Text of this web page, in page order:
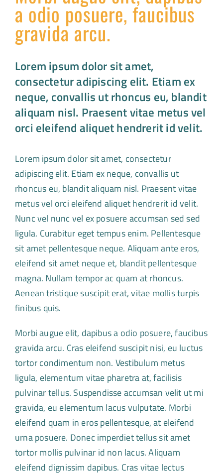
a odio posuere, faucibus
gravida arcu.
Lorem ipsum dolor sit amet,
consectetur adipiscing elit. Etiam ex
neque, convallis ut rhoncus eu, blandit
aliquam nisl. Praesent vitae metus vel
orci eleifend aliquet hendrerit id velit.
Lorem ipsum dolor sit amet, consectetur
adipiscing elit. Etiam ex neque, convallis ut
rhoncus eu, blandit aliquam nisl. Praesent vitae
metus vel orci eleifend aliquet hendrerit id velit.
Nunc vel nunc vel ex posuere accumsan sed sed
ligula. Curabitur eget tempus enim. Pellentesque
sit amet pellentesque neque. Aliquam ante eros,
eleifend sit amet neque et, blandit pellentesque
magna. Nullam tempor ac quam at rhoncus.
Aenean tristique suscipit erat, vitae mollis turpis
finibus quis.
Morbi augue elit, dapibus a odio posuere, faucibus
gravida arcu. Cras eleifend suscipit nisi, eu luctus
tortor condimentum non. Vestibulum metus
ligula, elementum vitae pharetra at, facilisis
pulvinar tellus. Suspendisse accumsan velit ut mi
gravida, eu elementum lacus vulputate. Morbi
eleifend quam in eros pellentesque, at eleifend
urna posuere. Donec imperdiet tellus sit amet
tortor mollis pulvinar id non lacus. Aliquam
eleifend dignissim dapibus. Cras vitae lectus